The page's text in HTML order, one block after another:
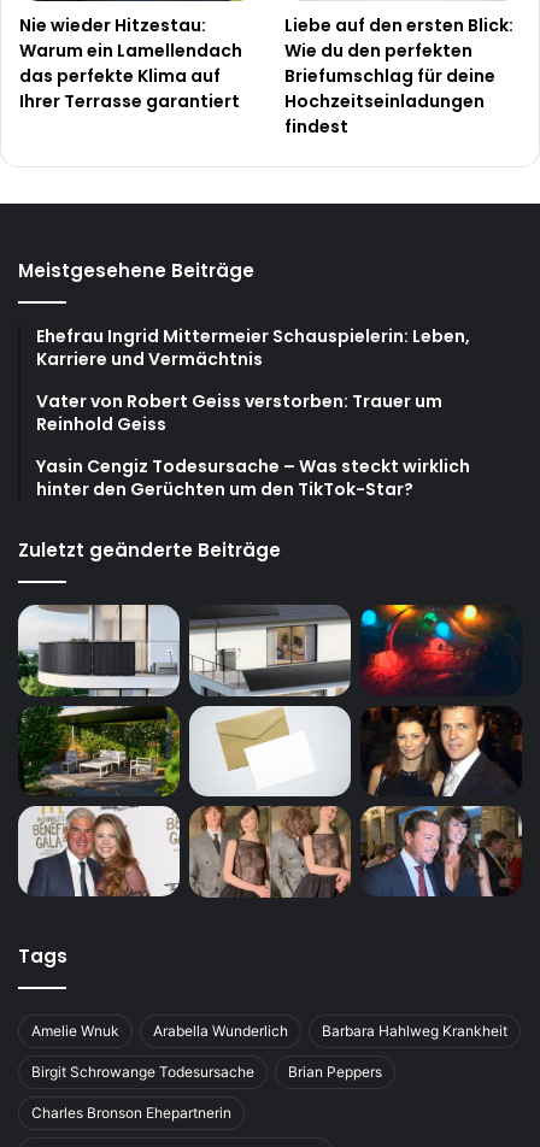
Nie wieder Hitzestau:
Warum ein Lamellendach
das perfekte Klima auf
Ihrer Terrasse garantiert
Liebe auf den ersten Blick:
Wie du den perfekten
Briefumschlag für deine
Hochzeitseinladungen
findest
Meistgesehene Beiträge
Ehefrau Ingrid Mittermeier Schauspielerin: Leben,
Karriere und Vermächtnis
Vater von Robert Geiss verstorben: Trauer um
Reinhold Geiss
Yasin Cengiz Todesursache – Was steckt wirklich
hinter den Gerüchten um den TikTok-Star?
Zuletzt geänderte Beiträge
Tags
Amelie Wnuk Arabella Wunderlich Barbara Hahlweg Krankheit
Birgit Schrowange Todesursache Brian Peppers
Charles Bronson Ehepartnerin